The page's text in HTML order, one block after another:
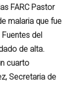
FARC Pastor
malaria que fue
del
de alta.
cuarto
Secretaria de